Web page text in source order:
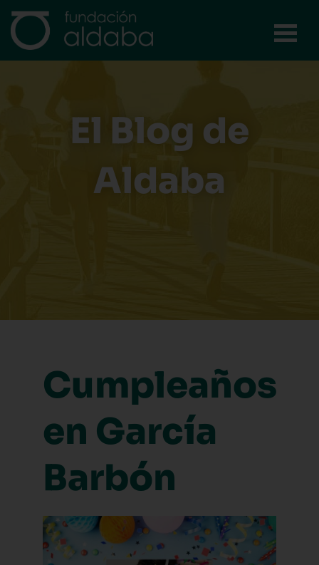
contenido
El Blog de
Aldaba
Cumpleaños
en García
Barbón